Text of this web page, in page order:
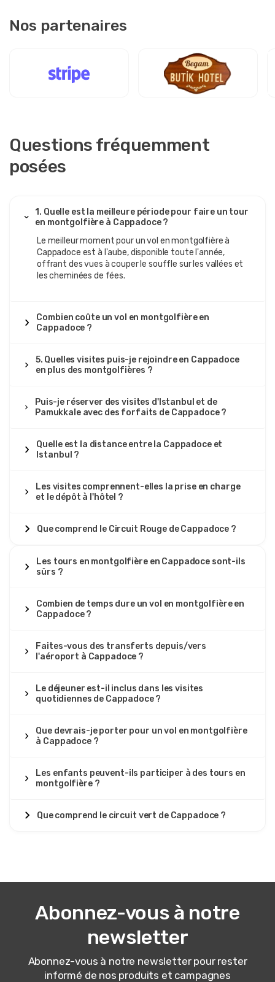
Nos partenaires
Questions fréquemment
posées
1. Quelle est la meilleure période pour faire un tour
en montgolfière à Cappadoce ?
Le meilleur moment pour un vol en montgolfière à
Cappadoce est à l'aube, disponible toute l'année,
offrant des vues à couper le souffle sur les vallées et
les cheminées de fées.
Combien coûte un vol en montgolfière en
Cappadoce ?
5. Quelles visites puis-je rejoindre en Cappadoce
en plus des montgolfières ?
Puis-je réserver des visites d'Istanbul et de
Pamukkale avec des forfaits de Cappadoce ?
Quelle est la distance entre la Cappadoce et
Istanbul ?
Les visites comprennent-elles la prise en charge
et le dépôt à l'hôtel ?
Que comprend le Circuit Rouge de Cappadoce ?
Les tours en montgolfière en Cappadoce sont-ils
sûrs ?
Combien de temps dure un vol en montgolfière en
Cappadoce ?
Faites-vous des transferts depuis/vers
l'aéroport à Cappadoce ?
Le déjeuner est-il inclus dans les visites
quotidiennes de Cappadoce ?
Que devrais-je porter pour un vol en montgolfière
à Cappadoce ?
Les enfants peuvent-ils participer à des tours en
montgolfière ?
Que comprend le circuit vert de Cappadoce ?
Abonnez-vous à notre
newsletter
Abonnez-vous à notre newsletter pour rester
informé de nos produits et campagnes